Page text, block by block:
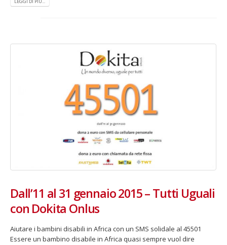
Dall’11 al 31 gennaio 2015 – Tutti Uguali
con Dokita Onlus
Aiutare i bambini disabili in Africa con un SMS solidale al 45501
Essere un bambino disabile in Africa quasi sempre vuol dire